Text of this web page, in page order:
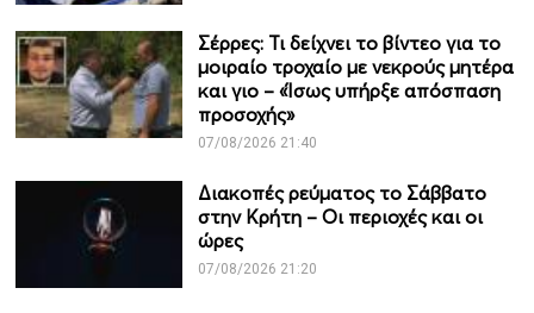
Σέρρες: Τι δείχνει το βίντεο για το
μοιραίο τροχαίο με νεκρούς μητέρα
και γιο – «Ίσως υπήρξε απόσπαση
προσοχής»
07/08/2026 21:40
Διακοπές ρεύματος το Σάββατο
στην Κρήτη – Οι περιοχές και οι
ώρες
07/08/2026 21:20